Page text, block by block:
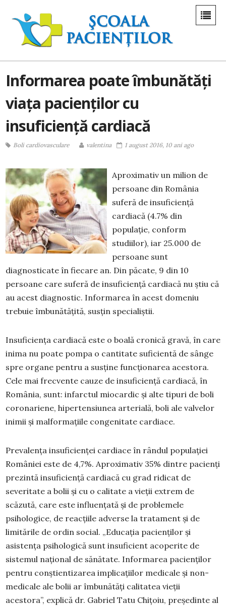
Informarea poate îmbunătăți
viața pacienților cu
insuficiență cardiacă
Boli cardiovasculare valentina 1 august 2016, 10 ani ago
Aproximativ un milion de
persoane din România
suferă de insuficiență
cardiacă (4.7% din
populație, conform
studiilor), iar 25.000 de
persoane sunt
diagnosticate în fiecare an. Din păcate, 9 din 10
persoane care suferă de insuficiență cardiacă nu știu că
au acest diagnostic. Informarea în acest domeniu
trebuie îmbunătățită, susțin specialiștii.
Insuficiența cardiacă este o boală cronică gravă, în care
inima nu poate pompa o cantitate suficientă de sânge
spre organe pentru a susține funcționarea acestora.
Cele mai frecvente cauze de insuficiență cardiacă, în
România, sunt: infarctul miocardic și alte tipuri de boli
coronariene, hipertensiunea arterială, boli ale valvelor
inimii și malformațiile congenitate cardiace.
Prevalența insuficienței cardiace în rândul populației
României este de 4,7%. Aproximativ 35% dintre pacienți
prezintă insuficiență cardiacă cu grad ridicat de
severitate a bolii și cu o calitate a vieții extrem de
scăzută, care este influențată și de problemele
psihologice, de reacțiile adverse la tratament și de
limitările de ordin social. „Educația pacienților și
asistența psihologică sunt insuficient acoperite de
sistemul național de sănătate. Informarea pacienților
pentru conștientizarea implicațiilor medicale și non-
medicale ale bolii ar îmbunătăți calitatea vieții
acestora”, explică dr. Gabriel Tatu Chițoiu, președinte al